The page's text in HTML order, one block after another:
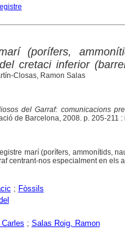
(porífers,
cretaci inferior
Closas, Ramon Salas
del Garraf: comunicacions
de Barcelona, 2008. p. 205-211 :
marí (porífers, ammonítids,
centrant-nos especialment en els
; Fòssils
; Salas Roig, Ramon